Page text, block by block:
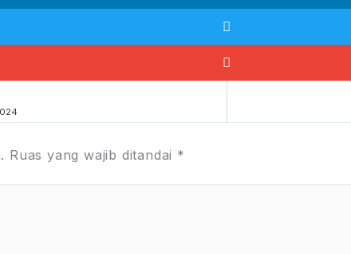
Ruas yang wajib ditandai *